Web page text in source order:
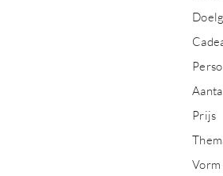
Prijs
Vorm